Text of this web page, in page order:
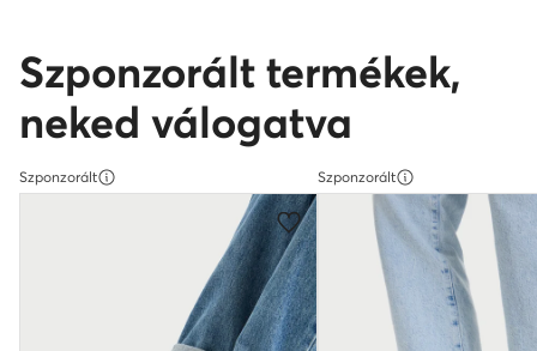
Szponzorált termékek,
neked válogatva
Szponzorált Szponzorált